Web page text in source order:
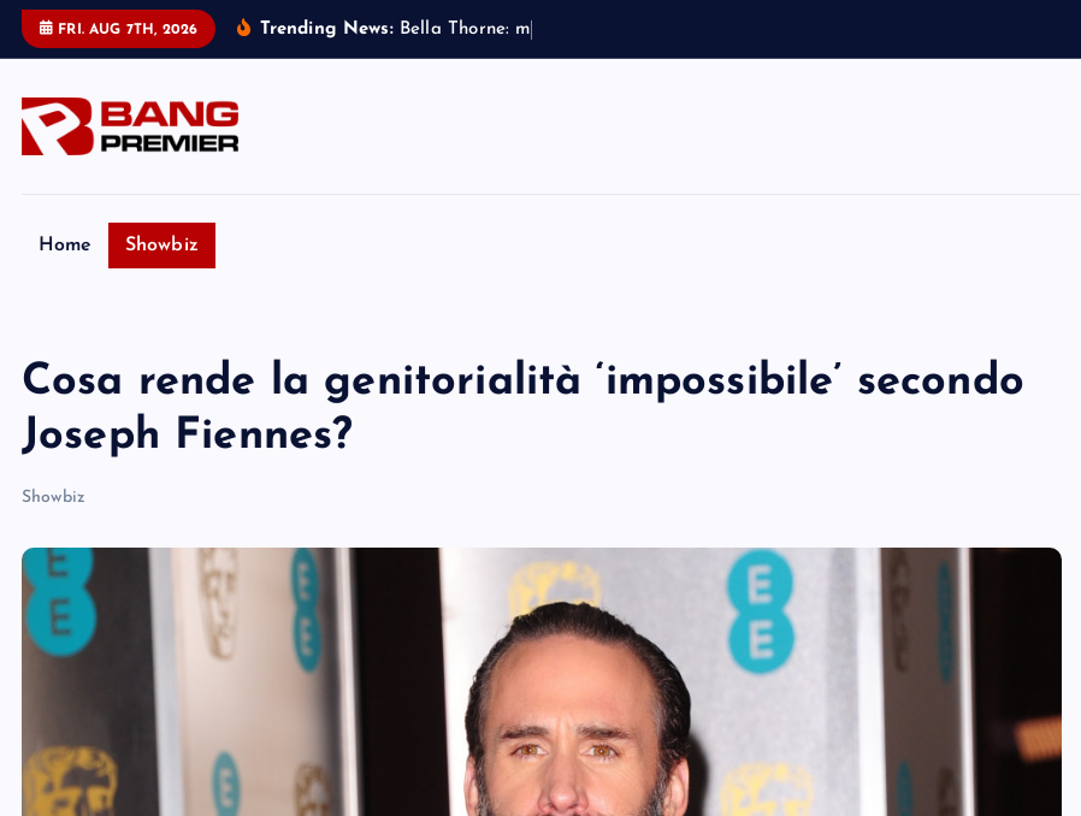
FRI. AUG 7TH, 2026 Trending News: Be a T horne: m
Home Showbiz
Cosa rende la genitorialità ‘impossibile’ secondo
Joseph Fiennes?
Showbiz